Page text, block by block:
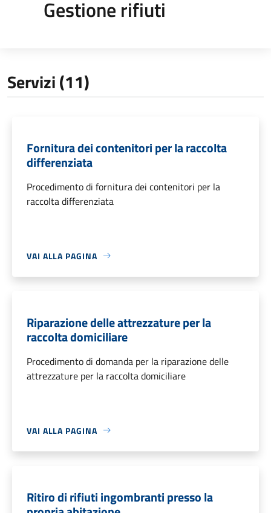
Gestione rifiuti
Servizi (11)
Fornitura dei contenitori per la raccolta
differenziata
Procedimento di fornitura dei contenitori per la
raccolta differenziata
VAI ALLA PAGINA
Riparazione delle attrezzature per la
raccolta domiciliare
Procedimento di domanda per la riparazione delle
attrezzature per la raccolta domiciliare
VAI ALLA PAGINA
Ritiro di rifiuti ingombranti presso la